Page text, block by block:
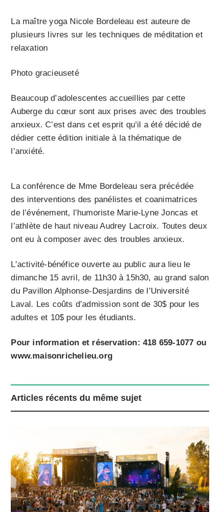
La maître yoga Nicole Bordeleau est auteure de
plusieurs livres sur les techniques de méditation et
relaxation
Photo gracieuseté
Beaucoup d’adolescentes accueillies par cette
Auberge du cœur sont aux prises avec des troubles
anxieux. C’est dans cet esprit qu’il a été décidé de
dédier cette édition initiale à la thématique de
l’anxiété.
La conférence de Mme Bordeleau sera précédée
des interventions des panélistes et coanimatrices
de l’événement, l’humoriste Marie-Lyne Joncas et
l’athlète de haut niveau Audrey Lacroix. Toutes deux
ont eu à composer avec des troubles anxieux.
L’activité-bénéfice ouverte au public aura lieu le
dimanche 15 avril, de 11h30 à 15h30, au grand salon
du Pavillon Alphonse-Desjardins de l’Université
Laval. Les coûts d’admission sont de 30$ pour les
adultes et 10$ pour les étudiants.
Pour information et réservation: 418 659-1077 ou
www.maisonrichelieu.org
Articles récents du même sujet